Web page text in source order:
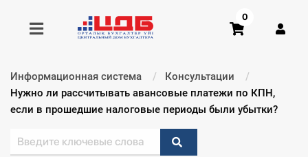
Получить консультацию
0
Информационная система
Консультации
Текущий:
Нужно ли рассчитывать авансовые платежи по КПН,
если в прошедшие налоговые периоды были убытки?